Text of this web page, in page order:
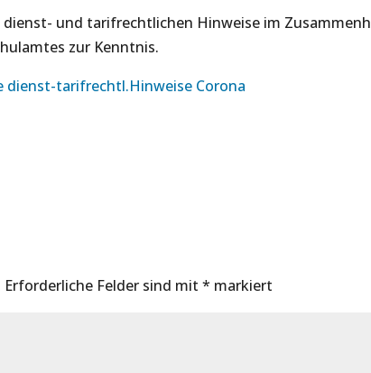
und tarifrechtlichen Hinweise im
zur Kenntnis.
dienst-tarifrechtl.Hinweise Corona
Erforderliche Felder sind mit* markiert